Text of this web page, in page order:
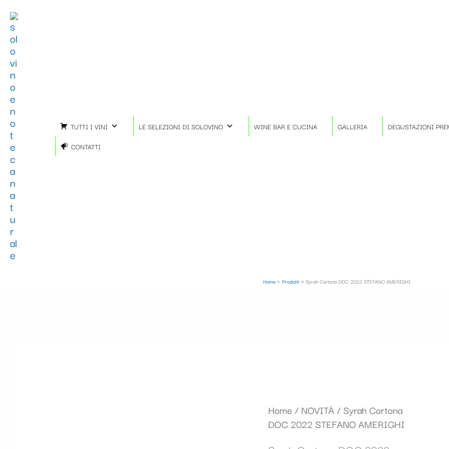
contenuto
TUTTI I VINI LE SELEZIONI DI SOLOVINO WINE BAR E CUCINA GALLERIA DEGUSTAZIONI
CONTATTI
Home Prodotti Syrah Cortona DOC 2022 STEFANO AMERIGHI
Home / NOVITÀ/ Syrah Cortona
DOC 2022 STEFANO AMERIGHI
Syrah
Cortona